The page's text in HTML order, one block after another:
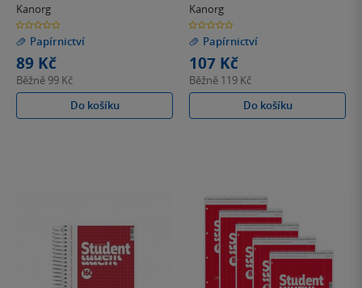
Kanorg
0.0
z
5
hvězdiček
Papírnictví
89 Kč
Běžně 99 Kč
Do košíku
Kanorg
0.0
z
5
hvězdiček
Papírnictví
107 Kč
Běžně 119 Kč
Do košíku